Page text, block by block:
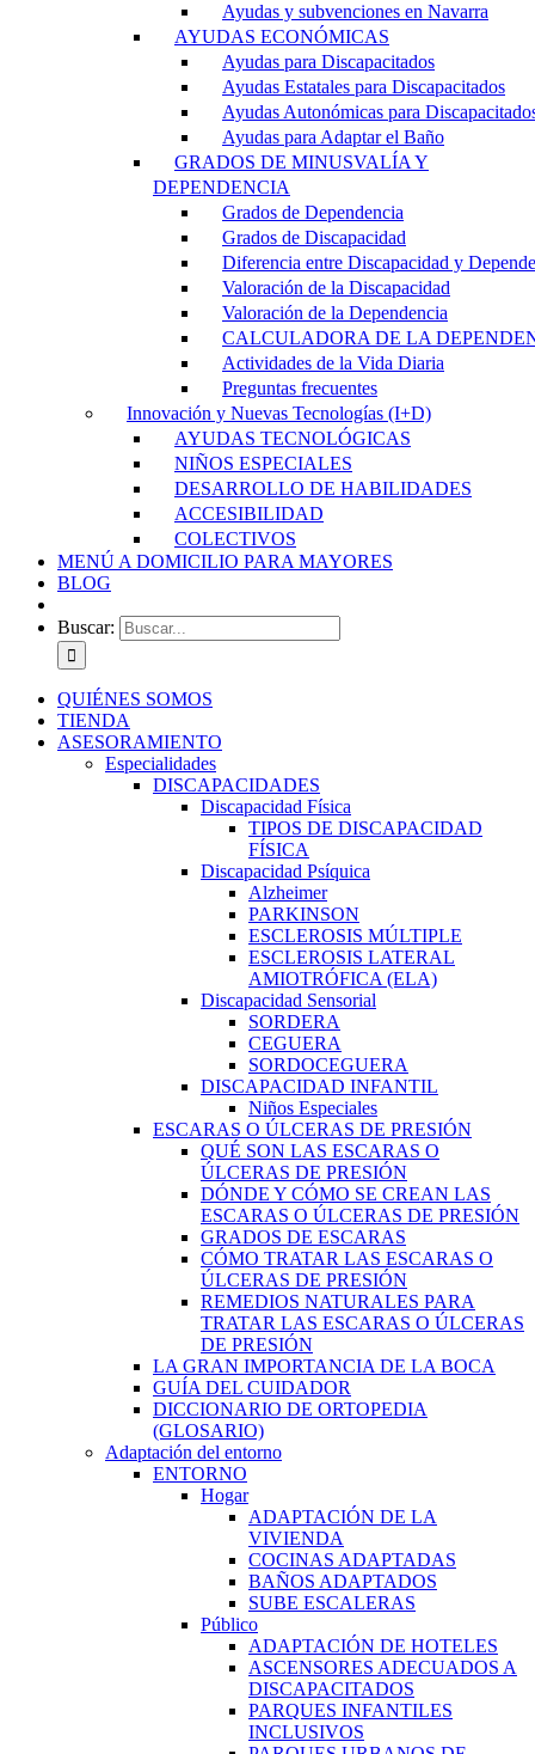
Ayudas y subvenciones en Navarra
AYUDAS ECONÓMICAS
Ayudas para Discapacitados
Ayudas Estatales para Discapacitados
Ayudas Autonómicas para
Ayudas para Adaptar el Baño
GRADOS DE MINUSVALÍA Y
DEPENDENCIA
Grados de Dependencia
Grados de Discapacidad
Diferencia entre Discapacidad y
Valoración de la Discapacidad
Valoración de la Dependencia
CALCULADORA DE LA
Actividades de la Vida Diaria
Preguntas frecuentes
Innovación y Nuevas Tecnologías (I+D)
AYUDAS TECNOLÓGICAS
NIÑOS ESPECIALES
DESARROLLO DE HABILIDADES
ACCESIBILIDAD
COLECTIVOS
MENÚ A DOMICILIO PARA MAYORES
BLOG
Buscar:
QUIÉNES SOMOS
TIENDA
ASESORAMIENTO
Especialidades
DISCAPACIDADES
Discapacidad Física
TIPOS DE DISCAPACIDAD
FÍSICA
Discapacidad Psíquica
Alzheimer
PARKINSON
ESCLEROSIS MÚLTIPLE
ESCLEROSIS LATERAL
AMIOTRÓFICA (ELA)
Discapacidad Sensorial
SORDERA
CEGUERA
SORDOCEGUERA
DISCAPACIDAD INFANTIL
Niños Especiales
ESCARAS O ÚLCERAS DE PRESIÓN
QUÉ SON LAS ESCARAS O
ÚLCERAS DE PRESIÓN
DÓNDE Y CÓMO SE CREAN LAS
ESCARAS O ÚLCERAS DE PRESIÓN
GRADOS DE ESCARAS
CÓMO TRATAR LAS ESCARAS O
ÚLCERAS DE PRESIÓN
REMEDIOS NATURALES PARA
TRATAR LAS ESCARAS O ÚLCERAS
DE PRESIÓN
LA GRAN IMPORTANCIA DE LA BOCA
GUÍA DEL CUIDADOR
DICCIONARIO DE ORTOPEDIA
(GLOSARIO)
Adaptación del entorno
ENTORNO
Hogar
ADAPTACIÓN DE LA
VIVIENDA
COCINAS ADAPTADAS
BAÑOS ADAPTADOS
SUBE ESCALERAS
Público
ADAPTACIÓN DE HOTELES
ASCENSORES ADECUADOS A
DISCAPACITADOS
PARQUES INFANTILES
INCLUSIVOS